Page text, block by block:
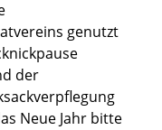
genutzt
der
Neue Jahr bitte